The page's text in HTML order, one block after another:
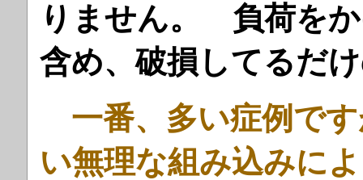
りません。 負荷を
含め、破損してるだ
一番、多い症例で
い無理な組み込みに